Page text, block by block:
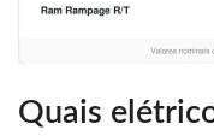
Quais